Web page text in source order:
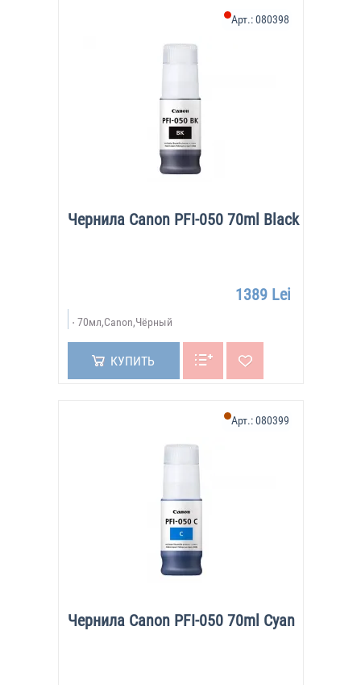
Чернила Canon PFI-050 70ml Black
Арт.:080398
1389 Lei
70мл,Canon,Чёрный
КУПИТЬ
Чернила Canon PFI-050 70ml Cyan
Арт.:080399